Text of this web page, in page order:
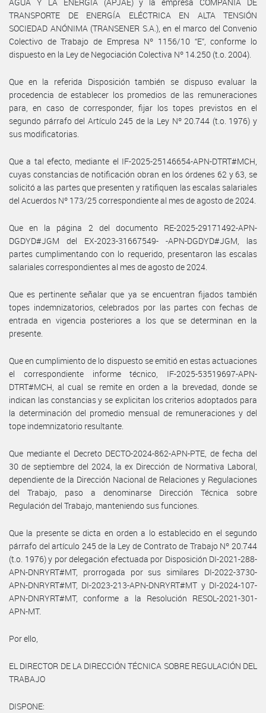
TRANSPORTE DE ENERGÍA ELÉCTRICA EN ALTA TENSIÓN
SOCIEDAD ANÓNIMA (TRANSENER S.A.), en el marco del Convenio
Colectivo de Trabajo de Empresa Nº 1156/10 “E”, conforme lo
dispuesto en la Ley de Negociación Colectiva Nº 14.250 (t.o. 2004).
Que en la referida Disposición también se dispuso evaluar la
procedencia de establecer los promedios de las remuneraciones
para, en caso de corresponder, fijar los topes previstos en el
segundo párrafo del Artículo 245 de la Ley Nº 20.744 (t.o. 1976) y
sus modificatorias.
Que a tal efecto, mediante el IF-2025-25146654-APN-DTRT#MCH,
cuyas constancias de notificación obran en los órdenes 62 y 63, se
solicitó a las partes que presenten y ratifiquen las escalas salariales
del Acuerdos Nº 173/25 correspondiente al mes de agosto de 2024.
Que en la página 2 del documento RE-2025-29171492-APN-
DGDYD#JGM del EX-2023-31667549- -APN-DGDYD#JGM, las
partes cumplimentando con lo requerido, presentaron las escalas
salariales correspondientes al mes de agosto de 2024.
Que es pertinente señalar que ya se encuentran fijados también
topes indemnizatorios, celebrados por las partes con fechas de
entrada en vigencia posteriores a los que se determinan en la
presente.
Que en cumplimiento de lo dispuesto se emitió en estas actuaciones
el correspondiente informe técnico, IF-2025-53519697-APN-
DTRT#MCH, al cual se remite en orden a la brevedad, donde se
indican las constancias y se explicitan los criterios adoptados para
la determinación del promedio mensual de remuneraciones y del
tope indemnizatorio resultante.
Que mediante el Decreto DECTO-2024-862-APN-PTE, de fecha del
30 de septiembre del 2024, la ex Dirección de Normativa Laboral,
dependiente de la Dirección Nacional de Relaciones y Regulaciones
del Trabajo, paso a denominarse Dirección Técnica sobre
Regulación del Trabajo, manteniendo sus funciones.
Que la presente se dicta en orden a lo establecido en el segundo
párrafo del artículo 245 de la Ley de Contrato de Trabajo Nº 20.744
(t.o. 1976) y por delegación efectuada por Disposición DI-2021-288-
APN-DNRYRT#MT, prorrogada por sus similares DI-2022-3730-
APN-DNRYRT#MT, DI-2023-213-APN-DNRYRT#MT y DI-2024-107-
APN-DNRYRT#MT, conforme a la Resolución RESOL-2021-301-
APN-MT.
Por ello,
EL DIRECTOR DE LA DIRECCIÓN TÉCNICA SOBRE REGULACIÓN DEL
TRABAJO
DISPONE: